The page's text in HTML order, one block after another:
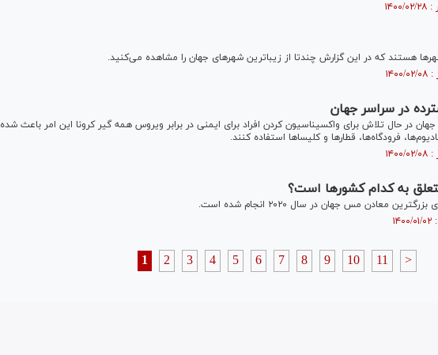
هستند که در این گزارش چندتا از زیباترین شهر‌های جهان را مشاهده می‌کنید.
در سراسر جهان
در حال تلاش برای واکسیناسیون کردن افراد برای ایمنی در برابر ویروس همه گیر کرونا این امر باعث شده
فرودگاه‌ها، قطار‌ها و کلیسا‌ها استفاده کنند.
به کدام کشور‌ها است؟
معادن مس جهان در سال ۲۰۲۰ انجام شده است.
1 2 3 4 5 6 7 8 9 10 11 >